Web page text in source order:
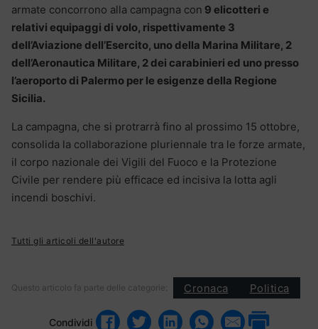
armate concorrono alla campagna con 9 elicotteri e
relativi equipaggi di volo, rispettivamente 3
dell’Aviazione dell’Esercito, uno della Marina Militare, 2
dell’Aeronautica Militare, 2 dei carabinieri ed uno presso
l’aeroporto di Palermo per le esigenze della Regione
Sicilia.
La campagna, che si protrarrà fino al prossimo 15 ottobre,
consolida la collaborazione pluriennale tra le forze armate,
il corpo nazionale dei Vigili del Fuoco e la Protezione
Civile per rendere più efficace ed incisiva la lotta agli
incendi boschivi.
Tutti gli articoli dell'autore
Questo articolo fa parte delle categorie: Cronaca Politica
Condividi